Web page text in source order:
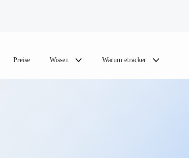
Preise Wissen Warum etracker